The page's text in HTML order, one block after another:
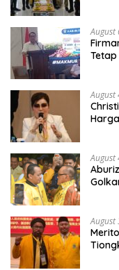
August
August
August
August